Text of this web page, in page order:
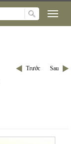
Trước Sau